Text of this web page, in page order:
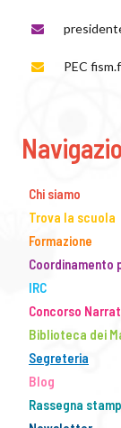
PEC
Chi siamo
Trova la scuola
Formazione
Coordinamento
IRC
Concorso
Biblioteca dei
Segreteria
Blog
Rassegna